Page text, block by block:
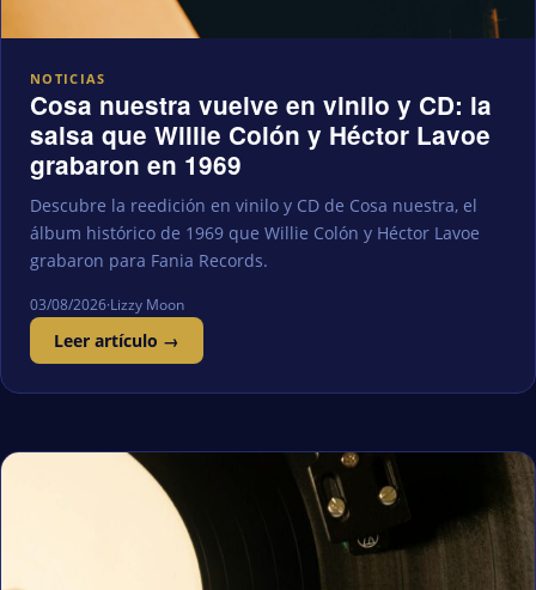
NOTICIAS
Cosa nuestra vuelve en vinilo y CD: la
salsa que Willie Colón y Héctor Lavoe
grabaron en 1969
Descubre la reedición en vinilo y CD de Cosa nuestra, el
álbum histórico de 1969 que Willie Colón y Héctor Lavoe
grabaron para Fania Records.
03/08/2026·Lizzy Moon
Leer artículo →